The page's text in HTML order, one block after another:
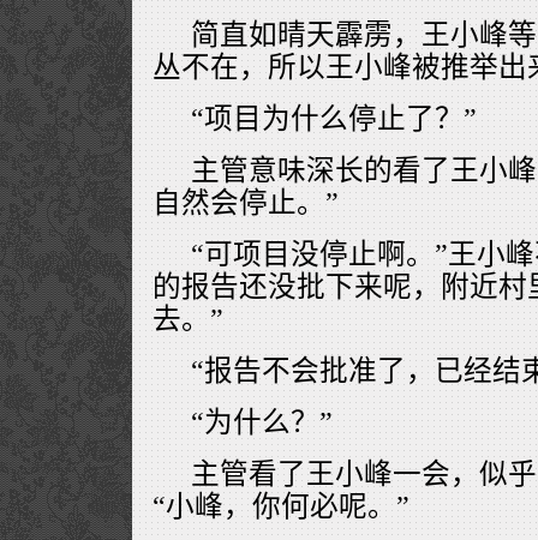
简直如晴天霹雳，王小峰
丛不在，所以王小峰被推举出
“项目为什么停止了？”
主管意味深长的看了王小
自然会停止。”
“可项目没停止啊。”王小
的报告还没批下来呢，附近
去。”
“报告不会批准了，已经结
“为什么？”
主管看了王小峰一会，似
“小峰，你何必呢。”